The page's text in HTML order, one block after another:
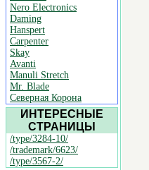
Nero Electronics
Daming
Hanspert
Carpenter
Skay
Avanti
Manuli Stretch
Mr. Blade
Северная Корона
ИНТЕРЕСНЫЕ
СТРАНИЦЫ
/type/3284-10/
/trademark/6623/
/type/3567-2/